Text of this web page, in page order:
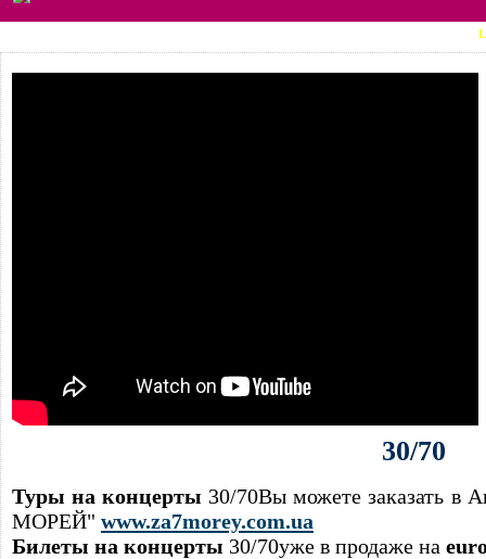
30/70
Туры на концерты 30/70Вы можете заказать в
МОРЕЙ" www.za7morey.com.ua
Билеты на концерты 30/70уже в продаже на